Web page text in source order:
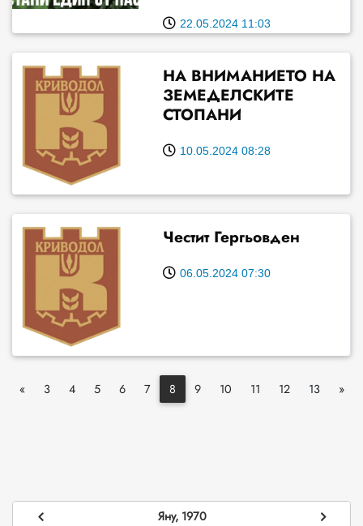
22.05.2024 11:03
НА ВНИМАНИЕТО НА
ЗЕМЕДЕЛСКИТЕ
СТОПАНИ
10.05.2024 08:28
Честит Гергьовден
06.05.2024 07:30
« 3 4 5 6 7 8 9 10 11 12 13 »
Яну, 1970